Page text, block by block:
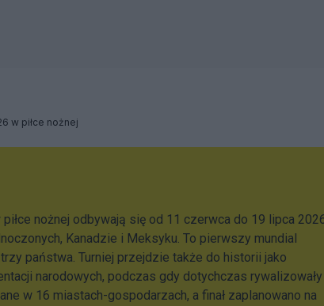
w piłce nożnej
nożnej odbywają się od 11 czerwca do 19 lipca
Kanadzie i Meksyku. To pierwszy mundial
państwa. Turniej przejdzie także do historii jako
narodowych, podczas gdy dotychczas rywalizowały
w 16 miastach-gospodarzach, a finał zaplanowano na